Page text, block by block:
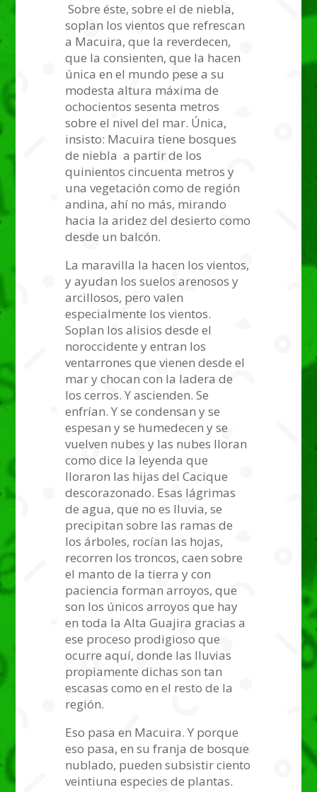
Sobre éste, sobre el de niebla,
soplan los vientos que refrescan
a Macuira, que la reverdecen,
que la consienten, que la hacen
única en el mundo pese a su
modesta altura máxima de
ochocientos sesenta metros
sobre el nivel del mar. Única,
insisto: Macuira tiene bosques
de niebla a partir de los
quinientos cincuenta metros y
una vegetación como de región
andina, ahí no más, mirando
hacia la aridez del desierto como
desde un balcón.
La maravilla la hacen los vientos,
y ayudan los suelos arenosos y
arcillosos, pero valen
especialmente los vientos.
Soplan los alisios desde el
noroccidente y entran los
ventarrones que vienen desde el
mar y chocan con la ladera de
los cerros. Y ascienden. Se
enfrían. Y se condensan y se
espesan y se humedecen y se
vuelven nubes y las nubes lloran
como dice la leyenda que
lloraron las hijas del Cacique
descorazonado. Esas lágrimas
de agua, que no es lluvia, se
precipitan sobre las ramas de
los árboles, rocían las hojas,
recorren los troncos, caen sobre
el manto de la tierra y con
paciencia forman arroyos, que
son los únicos arroyos que hay
en toda la Alta Guajira gracias a
ese proceso prodigioso que
ocurre aquí, donde las lluvias
propiamente dichas son tan
escasas como en el resto de la
región.
Eso pasa en Macuira. Y porque
eso pasa, en su franja de bosque
nublado, pueden subsistir ciento
veintiuna especies de plantas.